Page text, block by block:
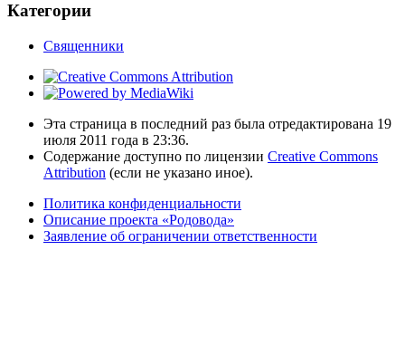
Категории
Священники
Эта страница в последний раз была отредактирована 19
июля 2011 года в 23:36.
Содержание доступно по лицензии Creative Commons
Attribution (если не указано иное).
Политика конфиденциальности
Описание проекта «Родовода»
Заявление об ограничении ответственности